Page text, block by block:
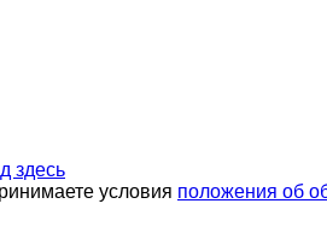
здесь
условия положения об